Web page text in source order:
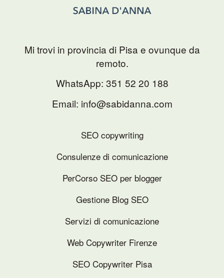
Mi trovi in provincia di Pisa e ovunque da
remoto.
WhatsApp: 351 52 20 188
Email: info@sabidanna.com
SEO copywriting
Consulenze di comunicazione
PerCorso SEO per blogger
Gestione Blog SEO
Servizi di comunicazione
Web Copywriter Firenze
SEO Copywriter Pisa